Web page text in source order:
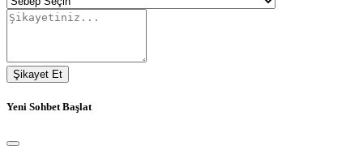
Şikayet Et
Yeni Sohbet Başlat